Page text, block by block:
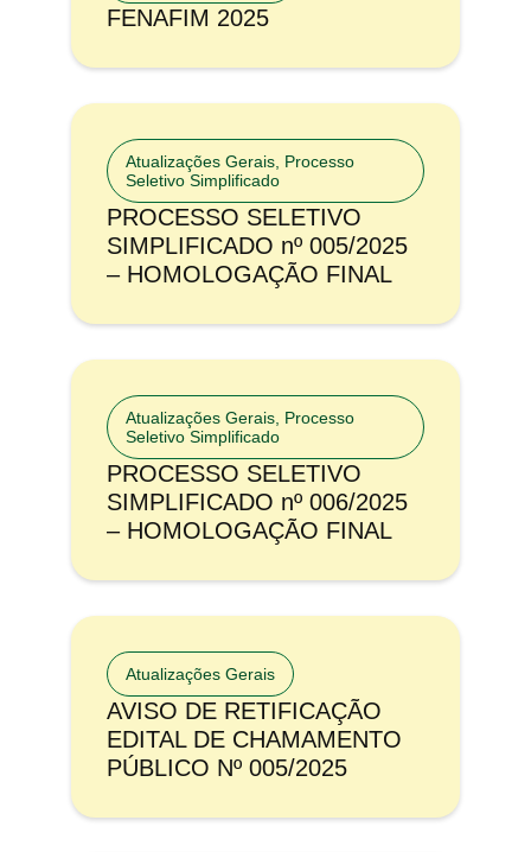
FENAFIM 2025
Atualizações Gerais Processo
Seletivo Simplificado
PROCESSO SELETIVO
SIMPLIFICADO nº 005/2025
– HOMOLOGAÇÃO FINAL
Atualizações Gerais Processo
Seletivo Simplificado
PROCESSO SELETIVO
SIMPLIFICADO nº 006/2025
– HOMOLOGAÇÃO FINAL
Atualizações Gerais
AVISO DE RETIFICAÇÃO
EDITAL DE CHAMAMENTO
PÚBLICO Nº 005/2025